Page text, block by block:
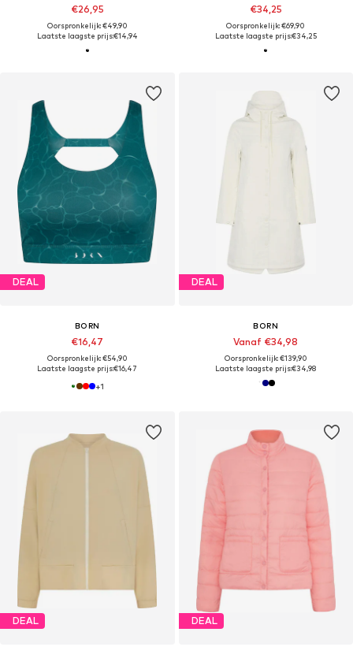
€26,95
Oorspronkelijk: €49,90
Laatste laagste prijs:€14,94
€34,25
Oorspronkelijk: €69,90
Laatste laagste prijs:€34,25
DEAL
BORN
€16,47
Oorspronkelijk: €54,90
Laatste laagste prijs:€16,47
+1
DEAL
BORN
Vanaf €34,98
Oorspronkelijk: €139,90
Laatste laagste prijs:€34,98
DEAL DEAL